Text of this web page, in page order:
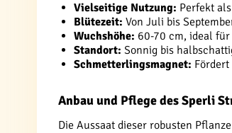
Vielseitige Nutzung: Perfekt
Blütezeit: Von Juli bis
Wuchshöhe: 60-70 cm, ideal
Standort: Sonnig bis
Schmetterlingsmagnet:
Anbau und Pflege des Sperli
Die Aussaat dieser robusten